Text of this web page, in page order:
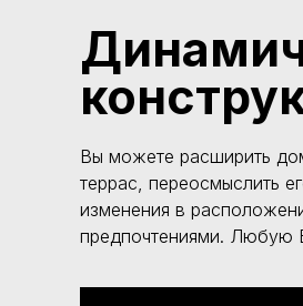
Вы можете расширить
террас, переосмыслить
изменения в
предпочтениями.